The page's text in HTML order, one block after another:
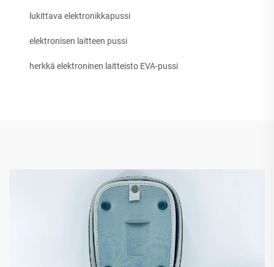
lukittava elektronikkapussi
elektronisen laitteen pussi
herkkä elektroninen laitteisto EVA-pussi